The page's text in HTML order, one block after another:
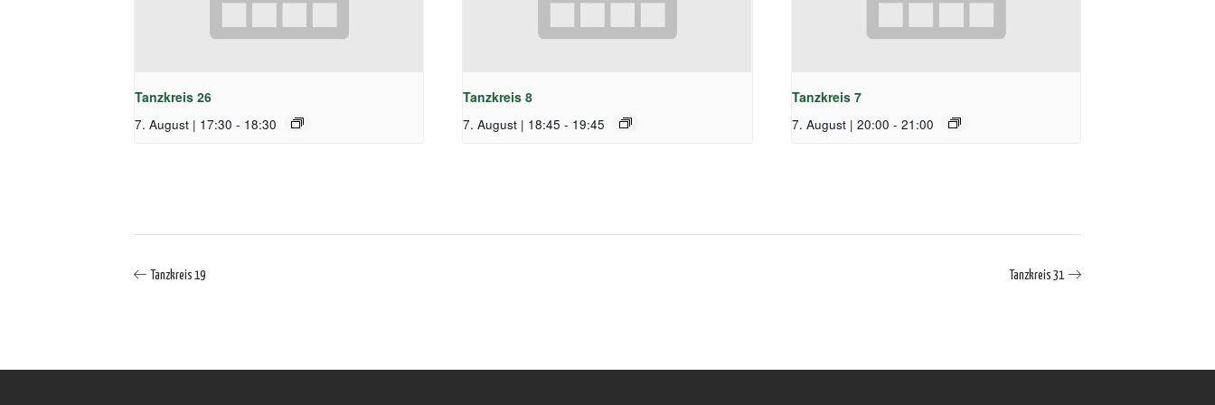
Tanzkreis 26
7. August | 17:30 - 18:30
Tanzkreis 8
7. August | 18:45 - 19:45
Tanzkreis 7
7. August | 20:00 - 21:00
Tanzkreis 19 Tanzkreis 31